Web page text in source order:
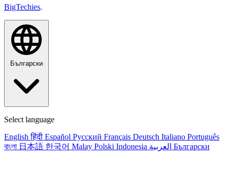
BigTechies.
Български
Select language
English हिंदी Español Русский Français Deutsch Italiano Português
বাংলা 日本語 한국어 Malay Polski Indonesia العربية Български